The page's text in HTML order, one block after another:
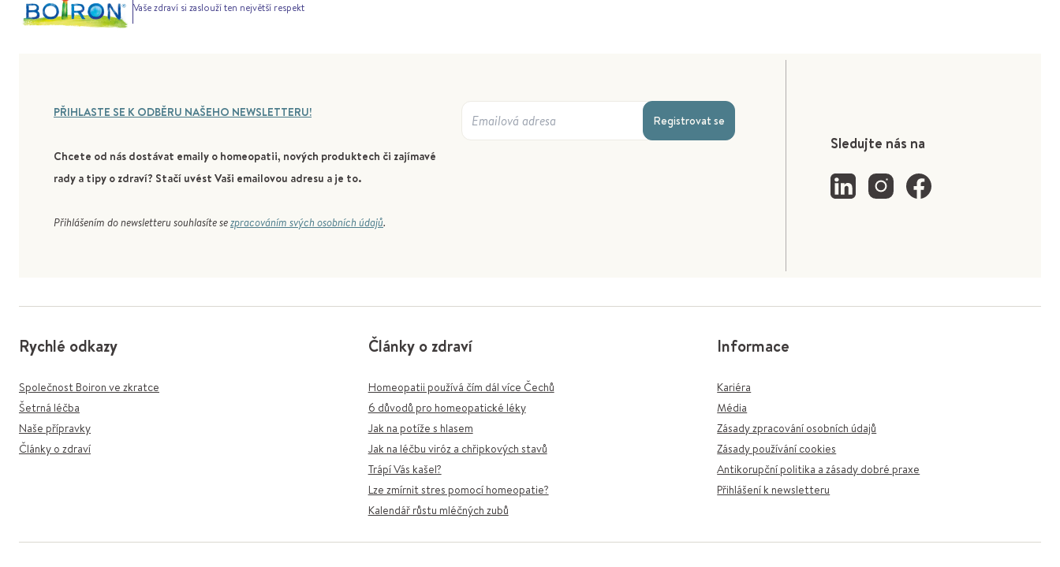
Vaše zdraví si zaslouží ten největší respekt
PŘIHLASTE SE K ODBĚRU NAŠEHO NEWSLETTERU!
Chcete od nás dostávat emaily o homeopatii, nových produktech či zajímavé
rady a tipy o zdraví? Stačí uvést Vaši emailovou adresu a je to.
Přihlášením do newsletteru souhlasíte sezpracováním svých osobních údajů.
Registrovat se
Sledujte nás na
Rychlé odkazy
Společnost Boiron ve zkratce
Šetrná léčba
Naše přípravky
Články o zdraví
Články o zdraví
Homeopatii používá čím dál více Čechů
6 důvodů pro homeopatické léky
Jak na potíže s hlasem
Jak na léčbu viróz a chřipkových stavů
Trápí Vás kašel?
Lze zmírnit stres pomocí homeopatie?
Kalendář růstu mléčných zubů
Informace
Kariéra
Média
Zásady zpracování osobních údajů
Zásady používání cookies
Antikorupční politika a zásady dobré praxe
Přihlášení k newsletteru